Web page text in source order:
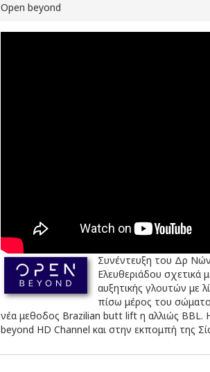
Open beyond
Συνέντευξη του Δρ
Ελευθεριάδου σχετικά
αυξητικής γλουτών με
πίσω μέρος του
νέα μεθοδος Brazilian butt lift η αλλιώς BBL.
beyond HD Channel και στην εκπομπή της